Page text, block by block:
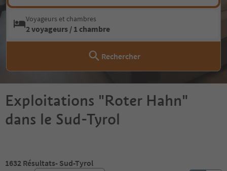
Voyageurs et chambres
2 voyageurs / 1 chambre
Rechercher
Exploitations "Roter Hahn"
dans le Sud-Tyrol
1632 Résultats- Sud-Tyrol